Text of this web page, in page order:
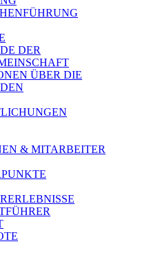
DER
ÜBER DIE
& MITARBEITER